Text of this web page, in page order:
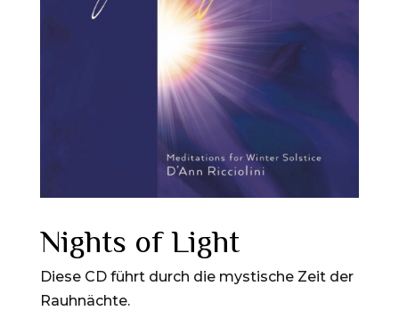
Nights of Light
Diese CD führt durch die mystische Zeit der
Rauhnächte.